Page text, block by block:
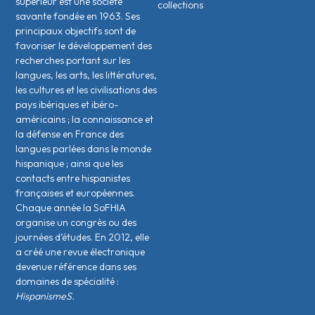
collections
savante fondée en 1963. Ses
principaux objectifs sont de
favoriser le développement des
recherches portant sur les
langues, les arts, les littératures,
les cultures et les civilisations des
pays ibériques et ibéro-
américains ; la connaissance et
la défense en France des
langues parlées dans le monde
hispanique ; ainsi que les
contacts entre hispanistes
français·es et européen·nes.
Chaque année la SoFHIA
organise un congrès ou des
journées d’études. En 2012, elle
a créé une revue électronique
devenue référence dans ses
domaines de spécialité :
HispanismeS.